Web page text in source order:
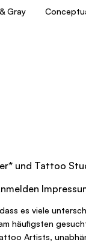
Gray
* und Tattoo
es viele
häufigsten
Artists,